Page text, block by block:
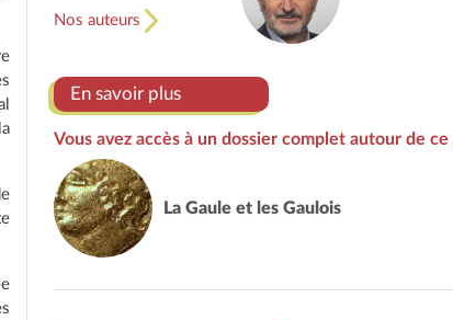
Nos auteurs
En savoir plus
Vous avez accès à un dossier complet autour de
La Gaule et les Gaulois